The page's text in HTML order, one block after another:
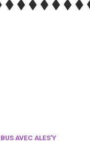
BUS AVEC ALES'Y